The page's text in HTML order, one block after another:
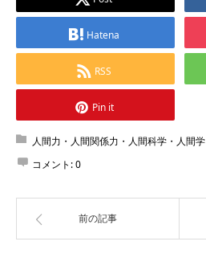
Hatena
RSS
Pin it
人間力・人間関係力・人間科学・人間学
コメント:0
前の記事